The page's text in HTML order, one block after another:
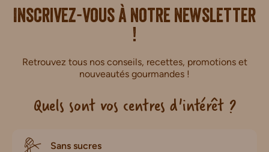
Inscrivez-vous à notre newsletter
!
Retrouvez tous nos conseils, recettes, promotions et
nouveautés gourmandes !
Quels sont vos centres d'intérêt ?
Sans sucres